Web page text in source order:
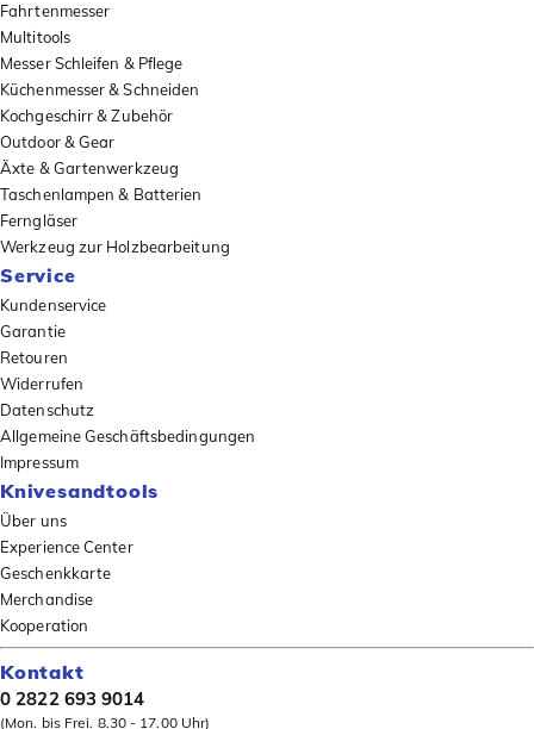
Fahrtenmesser
Multitools
Messer Schleifen & Pflege
Küchenmesser & Schneiden
Kochgeschirr & Zubehör
Outdoor & Gear
Äxte & Gartenwerkzeug
Taschenlampen & Batterien
Ferngläser
Werkzeug zur Holzbearbeitung
Service
Kundenservice
Garantie
Retouren
Widerrufen
Datenschutz
Allgemeine Geschäftsbedingungen
Impressum
Knivesandtools
Über uns
Experience Center
Geschenkkarte
Merchandise
Kooperation
Kontakt
0 2822 693 9014
(Mon. bis Frei. 8.30 - 17.00 Uhr)